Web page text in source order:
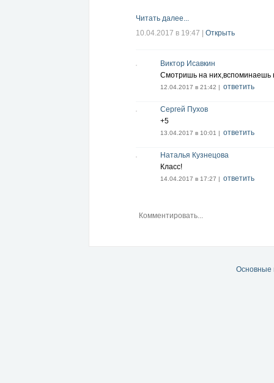
Читать далее...
10.04.2017 в 19:47 | Открыть
Виктор Исавкин
Смотришь на них,вспоминаешь
12.04.2017 в 21:42 | ответить
Сергей Пухов
+5
13.04.2017 в 10:01 | ответить
Наталья Кузнецова
Класс!
14.04.2017 в 17:27 | ответить
Основные